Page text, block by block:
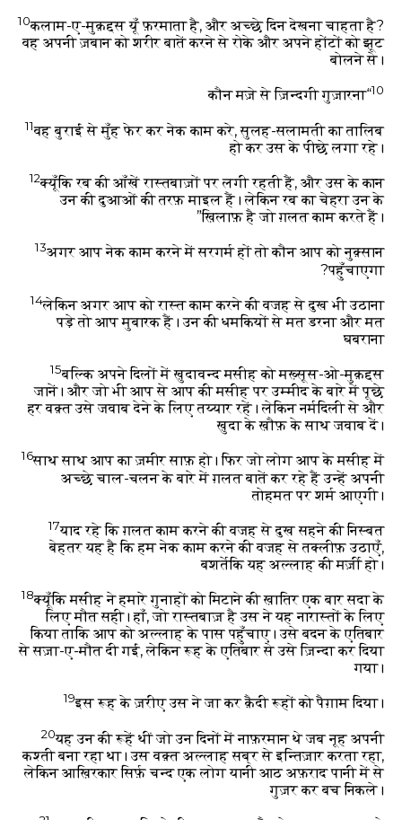
10कलाम-ए-मुक़द्दस यूँ फ़रमाता है, और अच्छे दिन देखना चाहता है?
वह अपनी ज़बान को शरीर बातें करने से रोकेऔर अपने होंटों को झूट
बोलने से।
10
“कौन मज़े से ज़िन्दगी गुज़ारना
11वह बुराई से मुँह फेर कर नेक काम करे,सुलह-सलामती का तालिब
हो करउस के पीछे लगा रहे।
12क्यूँकि रब की आँखें रास्तबाज़ों पर लगी रहती हैं, और उस के कान
उन की दुआओं की तरफ़ माइल हैं।लेकिन रब का चेहरा उन के
ख़िलाफ़ है जो ग़लत काम करते हैं।”
13अगर आप नेक काम करने में सरगर्म हों तो कौन आप को नुक़्सान
पहुँचाएगा?
14लेकिन अगर आप को रास्त काम करने की वजह से दुख भी उठाना
पड़े तो आप मुबारक हैं। उन की धमकियों से मत डरना और मत
घबराना
15बल्कि अपने दिलों में ख़ुदावन्द मसीह को मख़्सूस-ओ-मुक़द्दस
जानें। और जो भी आप से आप की मसीह पर उम्मीद के बारे में पूछे
हर वक़्त उसे जवाब देने के लिए तय्यार रहें। लेकिन नर्मदिली से और
ख़ुदा के ख़ौफ़ के साथ जवाब दें।
16साथ साथ आप का ज़मीर साफ़ हो। फिर जो लोग आप के मसीह में
अच्छे चाल-चलन के बारे में ग़लत बातें कर रहे हैं उन्हें अपनी
तोहमत पर शर्म आएगी।
17याद रहे कि ग़लत काम करने की वजह से दुख सहने की निस्बत
बेहतर यह है कि हम नेक काम करने की वजह से तक्लीफ़ उठाएँ,
बशर्तेकि यह अल्लाह की मर्ज़ी हो।
18क्यूँकि मसीह ने हमारे गुनाहों को मिटाने की ख़ातिर एक बार सदा के
लिए मौत सही। हाँ, जो रास्तबाज़ है उस ने यह नारास्तों के लिए
किया ताकि आप को अल्लाह के पास पहुँचाए। उसे बदन के एतिबार
से सज़ा-ए-मौत दी गई, लेकिन रूह के एतिबार से उसे ज़िन्दा कर दिया
गया।
19इस रूह के ज़रीए उस ने जा कर क़ैदी रूहों को पैग़ाम दिया।
20यह उन की रूहें थीं जो उन दिनों में नाफ़रमान थे जब नूह अपनी
कश्ती बना रहा था। उस वक़्त अल्लाह सब्र से इन्तिज़ार करता रहा,
लेकिन आख़िरकार सिर्फ़ चन्द एक लोग यानी आठ अफ़राद पानी में से
गुज़र कर बच निकले।